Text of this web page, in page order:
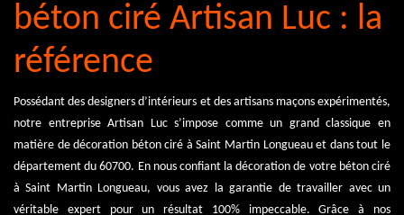
béton ciré Artisan Luc : la
référence
Possédant des designers d’intérieurs et des artisans maçons expérimentés,
notre entreprise Artisan Luc s’impose comme un grand classique en
matière de décoration béton ciré à Saint Martin Longueau et dans tout le
département du 60700. En nous confiant la décoration de votre béton ciré
à Saint Martin Longueau, vous avez la garantie de travailler avec un
véritable expert pour un résultat 100% impeccable. Grâce à nos